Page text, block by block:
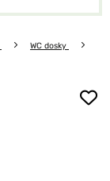
WC dosky